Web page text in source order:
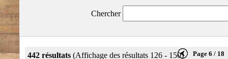
Chercher
442 résultats (Affichage des résultats 126 - 150) Page 6 / 18